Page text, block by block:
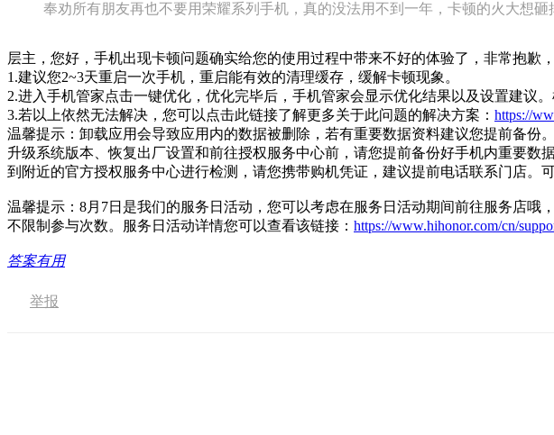
奉劝所有朋友再也不要用荣耀系列手机，真的没法用不到一年，卡顿的火大想砸
层主，您好，手机出现卡顿问题确实给您的使用过程中带来不好的体验了，非常抱
1.建议您2~3天重启一次手机，重启能有效的清理缓存，缓解卡顿现象。
2.进入手机管家点击一键优化，优化完毕后，手机管家会显示优化结果以及设置建议。
3.若以上依然无法解决，您可以点击此链接了解更多关于此问题的解决方案： https://
温馨提示：卸载应用会导致应用内的数据被删除，若有重要数据资料建议您提前备份。
升级系统版本、恢复出厂设置和前往授权服务中心前，请您提前备份好手机内重要数
到附近的官方授权服务中心进行检测，请您携带购机凭证，建议提前电话联系门店。
温馨提示：8月7日是我们的服务日活动，您可以考虑在服务日活动期间前往服务店
不限制参与次数。服务日活动详情您可以查看该链接： https://www.hihonor.com/cn/
答案有用
举报